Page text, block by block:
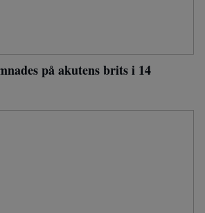
på akutens brits i 14